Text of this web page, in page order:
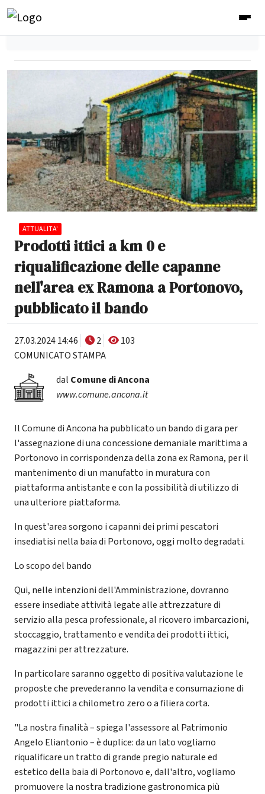
ATTUALITA'
Prodotti ittici a km 0 e
riqualificazione delle capanne
nell'area ex Ramona a Portonovo,
pubblicato il bando
27.03.2024 14:46 2
103
COMUNICATO STAMPA
dal Comune di Ancona
www.comune.ancona.it
Il Comune di Ancona ha pubblicato un bando di gara per
l'assegnazione di una concessione demaniale marittima a
Portonovo in corrispondenza della zona ex Ramona, per il
mantenimento di un manufatto in muratura con
piattaforma antistante e con la possibilità di utilizzo di
una ulteriore piattaforma.
In quest'area sorgono i capanni dei primi pescatori
insediatisi nella baia di Portonovo, oggi molto degradati.
Lo scopo del bando
Qui, nelle intenzioni dell'Amministrazione, dovranno
essere insediate attività legate alle attrezzature di
servizio alla pesca professionale, al ricovero imbarcazioni,
stoccaggio, trattamento e vendita dei prodotti ittici,
magazzini per attrezzature.
In particolare saranno oggetto di positiva valutazione le
proposte che prevederanno la vendita e consumazione di
prodotti ittici a chilometro zero o a filiera corta.
"La nostra finalità – spiega l'assessore al Patrimonio
Angelo Eliantonio – è duplice: da un lato vogliamo
riqualificare un tratto di grande pregio naturale ed
estetico della baia di Portonovo e, dall'altro, vogliamo
promuovere la nostra tradizione gastronomica più